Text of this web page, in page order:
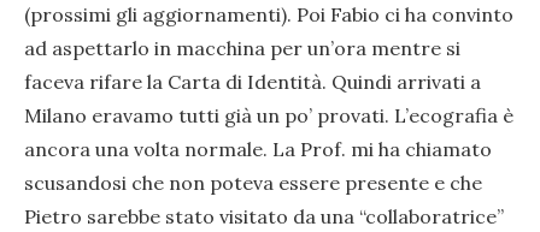
(prossimi gli aggiornamenti). Poi Fabio ci ha convinto
ad aspettarlo in macchina per un’ora mentre si
faceva rifare la Carta di Identità. Quindi arrivati a
Milano eravamo tutti già un po’ provati. L’ecografia è
ancora una volta normale. La Prof. mi ha chiamato
scusandosi che non poteva essere presente e che
Pietro sarebbe stato visitato da una “collaboratrice”